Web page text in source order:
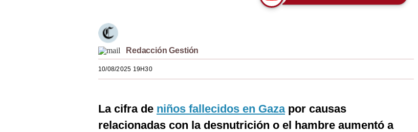
Redacción Gestión
10/08/2025 19H30
La cifra de niños fallecidos en Gazapor causas
relacionadas con la desnutrición o el hambre aumentó a